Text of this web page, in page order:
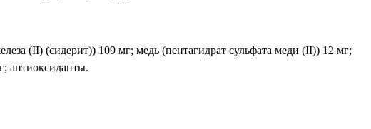
(II) (сидерит)) 109 мг; медь (пентагидрат сульфата меди (II)) 12 мг;
антиоксиданты.